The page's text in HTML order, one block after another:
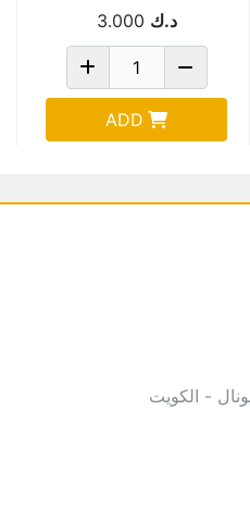
Pack Of 12
د.ك 3.000
ADD
- الكويت